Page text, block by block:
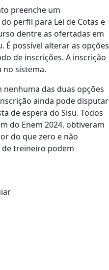
preenche um
perfil para Lei de Cotas e
dentre as ofertadas em
É possível alterar as opções
de inscrições. A inscrição
no sistema.
das duas opções
ainda pode disputar
de espera do Sisu. Todos
do Enem 2024, obtiveram
do que zero e não
treineiro podem